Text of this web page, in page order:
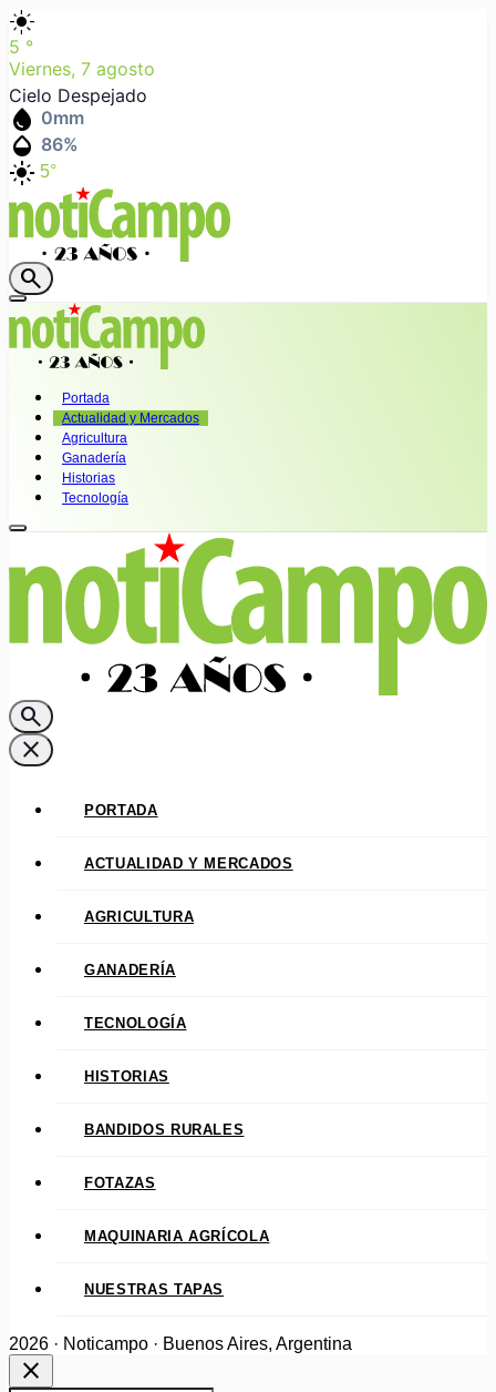
light_mode
5 °
Viernes, 7 agosto
Cielo Despejado
water_drop 0mm
humidity_mid 86%
light_mode 5°
search
Portada
Actualidad y Mercados
Agricultura
Ganadería
Historias
Tecnología
search
close
PORTADA
ACTUALIDAD Y MERCADOS
AGRICULTURA
GANADERÍA
TECNOLOGÍA
HISTORIAS
BANDIDOS RURALES
FOTAZAS
MAQUINARIA AGRÍCOLA
NUESTRAS TAPAS
2026 · Noticampo · Buenos Aires, Argentina
close